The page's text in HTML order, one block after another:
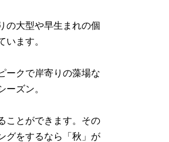
の大型や早生まれの個
ます。
ークで岸寄りの藻場な
ズン。
ことができます。その
グをするなら「秋」が